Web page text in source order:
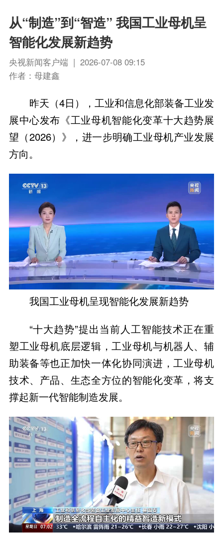
从“制造”到“智造” 我国工业母机呈
智能化发展新趋势
央视新闻客户端 | 2026-07-08 09:15
作者：母建鑫
昨天（4日），工业和信息化部装备工业发
展中心发布《工业母机智能化变革十大趋势展
望（2026）》，进一步明确工业母机产业发展
方向。
我国工业母机呈现智能化发展新趋势
“十大趋势”提出当前人工智能技术正在重
塑工业母机底层逻辑，工业母机与机器人、辅
助装备等也正加快一体化协同演进，工业母机
技术、产品、生态全方位的智能化变革，将支
撑起新一代智能制造发展。